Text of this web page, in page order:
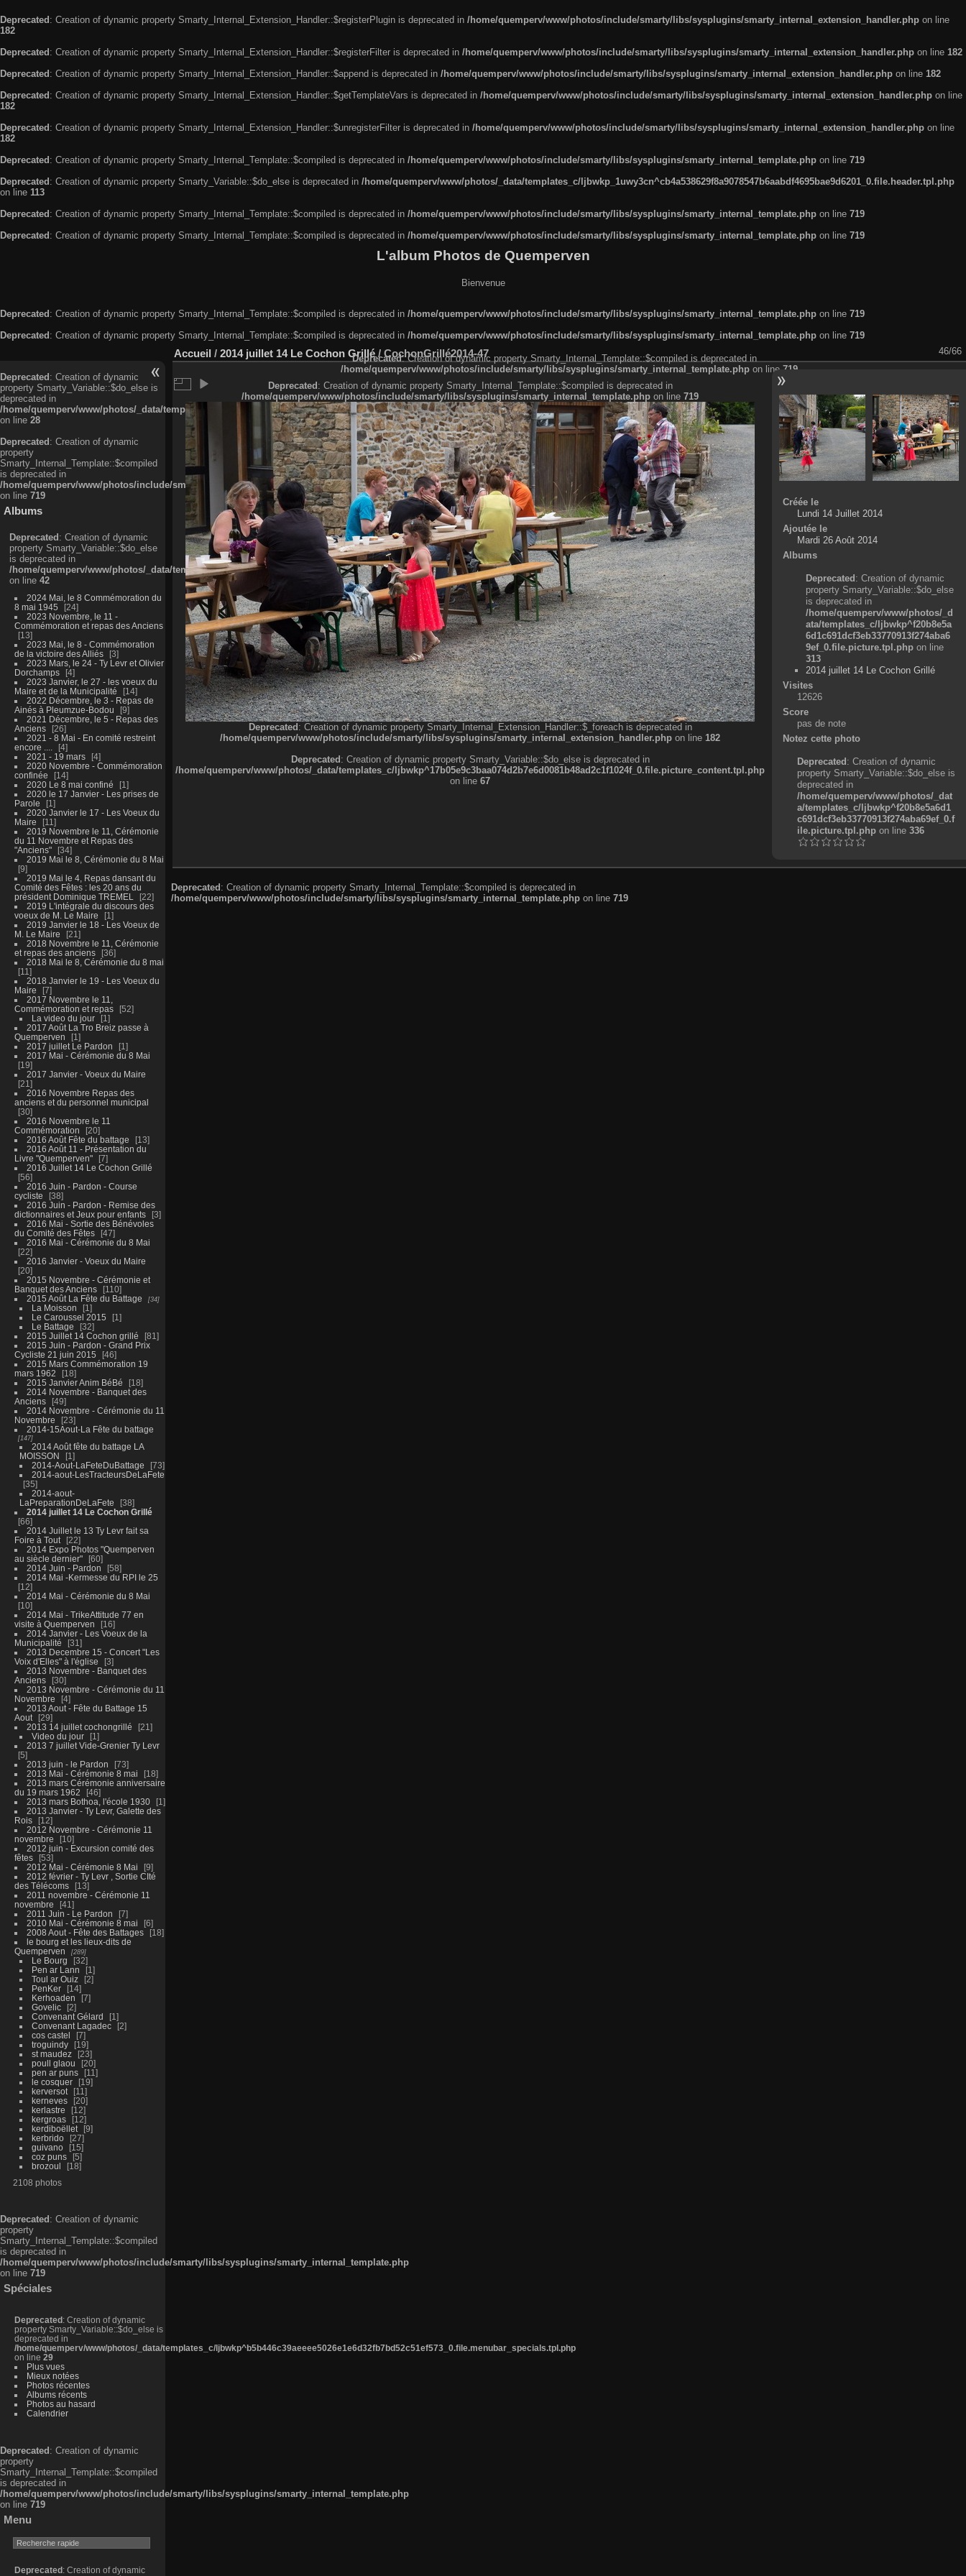
Deprecated : Creation of dynamic property Smarty_Internal_Extension_Handler::$registerPlugin is deprecated in /home/quemperv/www/photos/include/smarty/libs/sysplugins/smarty_internal_extension_handler.php on line
182
Deprecated : Creation of dynamic property Smarty_Internal_Extension_Handler::$registerFilter is deprecated in /home/quemperv/www/photos/include/smarty/libs/sysplugins/smarty_internal_extension_handler.php on line 182
Deprecated : Creation of dynamic property Smarty_Internal_Extension_Handler::$append is deprecated in /home/quemperv/www/photos/include/smarty/libs/sysplugins/smarty_internal_extension_handler.php on line 182
Deprecated : Creation of dynamic property Smarty_Internal_Extension_Handler::$getTemplateVars is deprecated in /home/quemperv/www/photos/include/smarty/libs/sysplugins/smarty_internal_extension_handler.php on line
182
Deprecated : Creation of dynamic property Smarty_Internal_Extension_Handler::$unregisterFilter is deprecated in /home/quemperv/www/photos/include/smarty/libs/sysplugins/smarty_internal_extension_handler.php on line
182
Deprecated : Creation of dynamic property Smarty_Internal_Template::$compiled is deprecated in /home/quemperv/www/photos/include/smarty/libs/sysplugins/smarty_internal_template.php on line 719
Deprecated : Creation of dynamic property Smarty_Variable::$do_else is deprecated in /home/quemperv/www/photos/_data/templates_c/ljbwkp_1uwy3cn^cb4a538629f8a9078547b6aabdf4695bae9d6201_0.file.header.tpl.php
on line 113
Deprecated : Creation of dynamic property Smarty_Internal_Template::$compiled is deprecated in /home/quemperv/www/photos/include/smarty/libs/sysplugins/smarty_internal_template.php on line 719
Deprecated : Creation of dynamic property Smarty_Internal_Template::$compiled is deprecated in /home/quemperv/www/photos/include/smarty/libs/sysplugins/smarty_internal_template.php on line 719
L'album Photos de Quemperven
Bienvenue
Deprecated: Creation of dynamic property Smarty_Internal_Template::$compiled is deprecated in /home/quemperv/www/photos/include/smarty/libs/sysplugins/smarty_internal_template.php on line 719
Deprecated: Creation of dynamic property Smarty_Internal_Template::$compiled is deprecated in /home/quemperv/www/photos/include/smarty/libs/sysplugins/smarty_internal_template.php on line 719
Deprecated: Creation of dynamic
property Smarty_Variable::$do_else is
deprecated in
/home/quemperv/www/photos/_data/templates_c/ljbwkp^c6900b4874d0f35e1df606f26bc55e6a40d5a3fc_0.file.menubar.tpl.php
on line 28
Deprecated: Creation of dynamic
property
Smarty_Internal_Template::$compiled
is deprecated in
/home/quemperv/www/photos/include/smarty/libs/sysplugins/smarty_internal_template.php
on line 719
Albums
Deprecated: Creation of dynamic
property Smarty_Variable::$do_else
is deprecated in
/home/quemperv/www/photos/_data/templates_c/ljbwkp^9d77c4c7d1830cb83f461f2685cd6a1bb234fabf_0.file.menubar_categories.tpl.php
on line 42
2024 Mai, le 8 Commémoration du
8 mai 1945
24
2023 Novembre, le 11 -
Commémoration et repas des Anciens
13
2023 Mai, le 8 - Commémoration
de la victoire des Alliés
3
2023 Mars, le 24 - Ty Levr et Olivier
Dorchamps
4
2023 Janvier, le 27 - les voeux du
Maire et de la Municipalité
14
2022 Décembre, le 3 - Repas de
Ainés à Pleumzue-Bodou
9
2021 Décembre, le 5 - Repas des
Anciens
26
2021 - 8 Mai - En comité restreint
encore ....
4
2021 - 19 mars
4
2020 Novembre - Commémoration
confinée
14
2020 Le 8 mai confiné
1
2020 le 17 Janvier - Les prises de
Parole
1
2020 Janvier le 17 - Les Voeux du
Maire
11
2019 Novembre le 11, Cérémonie
du 11 Novembre et Repas des
"Anciens"
34
2019 Mai le 8, Cérémonie du 8 Mai
9
2019 Mai le 4, Repas dansant du
Comité des Fêtes : les 20 ans du
président Dominique TREMEL
22
2019 L'intégrale du discours des
voeux de M. Le Maire
1
2019 Janvier le 18 - Les Voeux de
M. Le Maire
21
2018 Novembre le 11, Cérémonie
et repas des anciens
36
2018 Mai le 8, Cérémonie du 8 mai
11
2018 Janvier le 19 - Les Voeux du
Maire
7
2017 Novembre le 11,
Commémoration et repas
52
La video du jour
1
2017 Août La Tro Breiz passe à
Quemperven
1
2017 juillet Le Pardon
1
2017 Mai - Cérémonie du 8 Mai
19
2017 Janvier - Voeux du Maire
21
2016 Novembre Repas des
anciens et du personnel municipal
30
2016 Novembre le 11
Commémoration
20
2016 Août Fête du battage
13
2016 Août 11 - Présentation du
Livre "Quemperven"
7
2016 Juillet 14 Le Cochon Grillé
56
2016 Juin - Pardon - Course
cycliste
38
2016 Juin - Pardon - Remise des
dictionnaires et Jeux pour enfants
3
2016 Mai - Sortie des Bénévoles
du Comité des Fêtes
47
2016 Mai - Cérémonie du 8 Mai
22
2016 Janvier - Voeux du Maire
20
2015 Novembre - Cérémonie et
Banquet des Anciens
110
2015 Août La Fête du Battage
34
La Moisson
1
Le Caroussel 2015
1
Le Battage
32
2015 Juillet 14 Cochon grillé
81
2015 Juin - Pardon - Grand Prix
Cycliste 21 juin 2015
46
2015 Mars Commémoration 19
mars 1962
18
2015 Janvier Anim BéBé
18
2014 Novembre - Banquet des
Anciens
49
2014 Novembre - Cérémonie du 11
Novembre
23
2014-15Aout-La Fête du battage
147
2014 Août fête du battage LA
MOISSON
1
2014-Aout-LaFeteDuBattage
73
2014-aout-LesTracteursDeLaFete
35
2014-aout-
LaPreparationDeLaFete
38
2014 juillet 14 Le Cochon Grillé
66
2014 Juillet le 13 Ty Levr fait sa
Foire à Tout
22
2014 Expo Photos "Quemperven
au siècle dernier"
60
2014 Juin - Pardon
58
2014 Mai -Kermesse du RPI le 25
12
2014 Mai - Cérémonie du 8 Mai
10
2014 Mai - TrikeAttitude 77 en
visite à Quemperven
16
2014 Janvier - Les Voeux de la
Municipalité
31
2013 Decembre 15 - Concert "Les
Voix d'Elles" à l'église
3
2013 Novembre - Banquet des
Anciens
30
2013 Novembre - Cérémonie du 11
Novembre
4
2013 Aout - Fête du Battage 15
Aout
29
2013 14 juillet cochongrillé
21
Video du jour
1
2013 7 juillet Vide-Grenier Ty Levr
5
2013 juin - le Pardon
73
2013 Mai - Cérémonie 8 mai
18
2013 mars Cérémonie anniversaire
du 19 mars 1962
46
2013 mars Bothoa, l'école 1930
1
2013 Janvier - Ty Levr, Galette des
Rois
12
2012 Novembre - Cérémonie 11
novembre
10
2012 juin - Excursion comité des
fêtes
53
2012 Mai - Cérémonie 8 Mai
9
2012 février - Ty Levr , Sortie CIté
des Télécoms
13
2011 novembre - Cérémonie 11
novembre
41
2011 Juin - Le Pardon
7
2010 Mai - Cérémonie 8 mai
6
2008 Aout - Fête des Battages
18
le bourg et les lieux-dits de
Quemperven
289
Le Bourg
32
Pen ar Lann
1
Toul ar Ouiz
2
PenKer
14
Kerhoaden
7
Govelic
2
Convenant Gélard
1
Convenant Lagadec
2
cos castel
7
troguindy
19
st maudez
23
poull glaou
20
pen ar puns
11
le cosquer
19
kerversot
11
kerneves
20
kerlastre
12
kergroas
12
kerdiboëllet
9
kerbrido
27
guivano
15
coz puns
5
brozoul
18
2108 photos
Deprecated : Creation of dynamic
property
Smarty_Internal_Template::$compiled
is deprecated in
/home/quemperv/www/photos/include/smarty/libs/sysplugins/smarty_internal_template.php
on line 719
Spéciales
Deprecated : Creation of dynamic
property Smarty_Variable::$do_else is
deprecated in
/home/quemperv/www/photos/_data/templates_c/ljbwkp^b5b446c39aeeee5026e1e6d32fb7bd52c51ef573_0.file.menubar_specials.tpl.php
on line 29
Plus vues
Mieux notées
Photos récentes
Albums récents
Photos au hasard
Calendrier
Deprecated : Creation of dynamic
property
Smarty_Internal_Template::$compiled
is deprecated in
/home/quemperv/www/photos/include/smarty/libs/sysplugins/smarty_internal_template.php
on line 719
Menu
Deprecated : Creation of dynamic
Accueil / 2014 juillet 14 Le Cochon Grillé / CochonGrillé2014-47 46/66
Deprecated: Creation of dynamic property Smarty_Internal_Template::$compiled is deprecated in
/home/quemperv/www/photos/include/smarty/libs/sysplugins/smarty_internal_template.php on line 719
Deprecated: Creation of dynamic property Smarty_Internal_Template::$compiled is deprecated in
/home/quemperv/www/photos/include/smarty/libs/sysplugins/smarty_internal_template.php on line 719
Deprecated: Creation of dynamic property Smarty_Internal_Extension_Handler::$_foreach is deprecated in
/home/quemperv/www/photos/include/smarty/libs/sysplugins/smarty_internal_extension_handler.php on line 182
Deprecated: Creation of dynamic property Smarty_Variable::$do_else is deprecated in
/home/quemperv/www/photos/_data/templates_c/ljbwkp^17b05e9c3baa074d2b7e6d0081b48ad2c1f1024f_0.file.picture_content.tpl.php
on line 67
Créée le
Lundi 14 Juillet 2014
Ajoutée le
Mardi 26 Août 2014
Albums
Deprecated: Creation of dynamic
property Smarty_Variable::$do_else
is deprecated in
/home/quemperv/www/photos/_d
ata/templates_c/ljbwkp^f20b8e5a
6d1c691dcf3eb33770913f274aba6
9ef_0.file.picture.tpl.php on line
313
2014 juillet 14 Le Cochon Grillé
Visites
12626
Score
pas de note
Notez cette photo
Deprecated: Creation of dynamic
property Smarty_Variable::$do_else is
deprecated in
/home/quemperv/www/photos/_dat
a/templates_c/ljbwkp^f20b8e5a6d1
c691dcf3eb33770913f274aba69ef_0.f
ile.picture.tpl.phpon line 336
Deprecated: Creation of dynamic property Smarty_Internal_Template::$compiled is deprecated in
/home/quemperv/www/photos/include/smarty/libs/sysplugins/smarty_internal_template.php on line 719